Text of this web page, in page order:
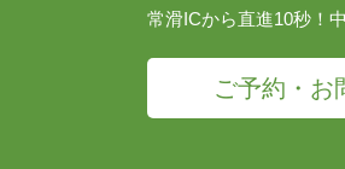
常滑ICから直進10秒！
ご予約・お